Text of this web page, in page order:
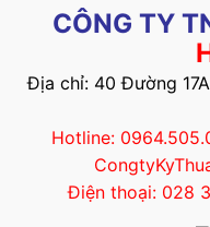
CÔNG TY
Địa chỉ: 40 Đường
Hotline:
Điện thoại: 028